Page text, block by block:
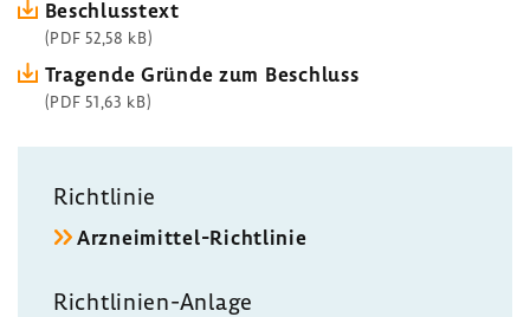
Beschluss­text
(PDF 52,58 kB)
Tragende Gründe zum Beschluss
(PDF 51,63 kB)
Richt­linie
Arzneimittel-​Richtlinie
Richtlinien-​Anlage